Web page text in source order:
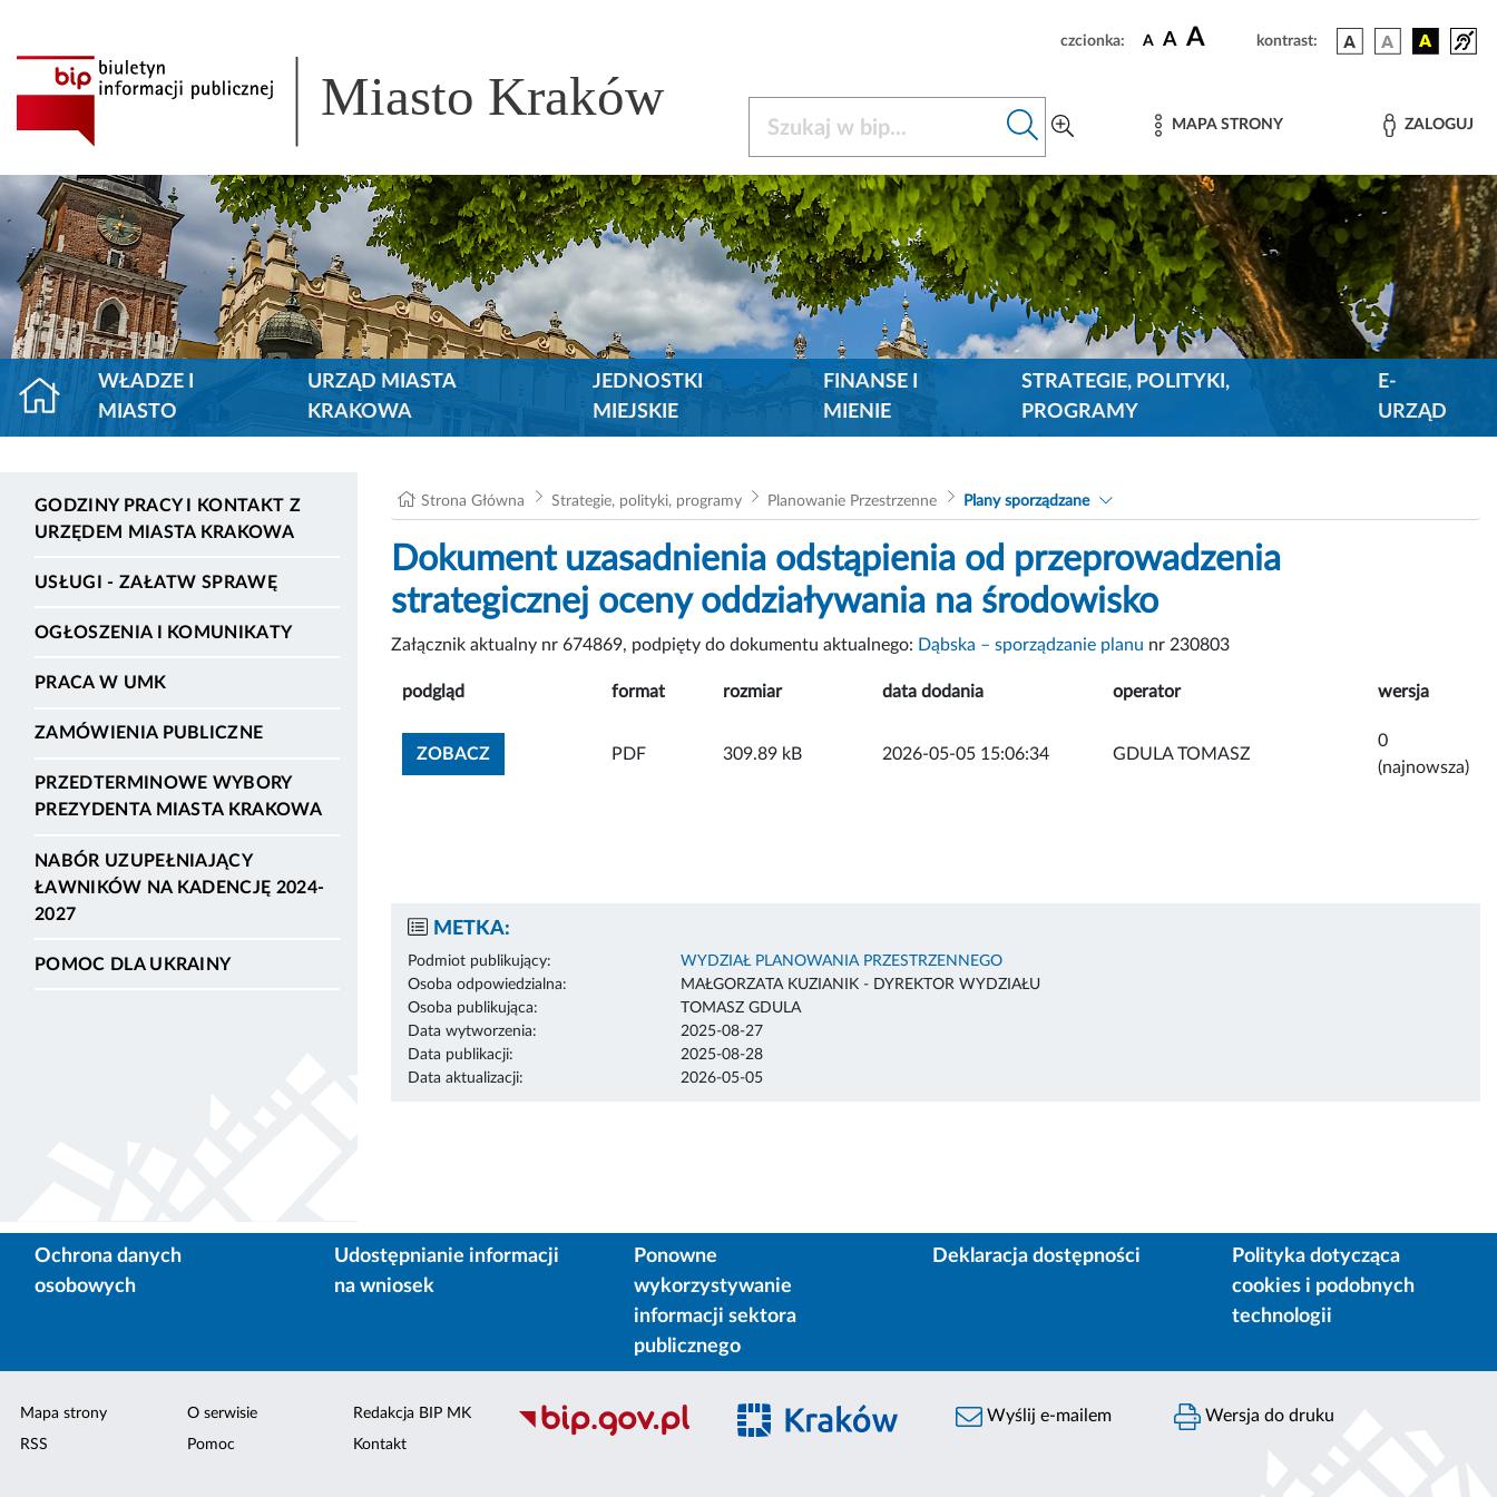
czcionka: A A A kontrast:
Miasto Kraków MAPA STRONY ZALOGUJ
WŁADZE I
MIASTO
URZĄD MIASTA
KRAKOWA
JEDNOSTKI
MIEJSKIE
FINANSE I
MIENIE
STRATEGIE, POLITYKI,
PROGRAMY
E-
URZĄD
GODZINY PRACY I KONTAKT Z
URZĘDEM MIASTA KRAKOWA
USŁUGI - ZAŁATW SPRAWĘ
OGŁOSZENIA I KOMUNIKATY
PRACA W UMK
ZAMÓWIENIA PUBLICZNE
PRZEDTERMINOWE WYBORY
PREZYDENTA MIASTA KRAKOWA
NABÓR UZUPEŁNIAJĄCY
ŁAWNIKÓW NA KADENCJĘ 2024-
2027
POMOC DLA UKRAINY
Strona Główna Strategie, polityki, programy Planowanie Przestrzenne Plany sporządzane
Dokument uzasadnienia odstąpienia od przeprowadzenia
strategicznej oceny oddziaływania na środowisko
Załącznik aktualny nr 674869, podpięty do dokumentu aktualnego: Dąbska – sporządzanie planu nr 230803
podgląd format rozmiar data dodania operator wersja
ZOBACZZOBACZ ZAŁĄCZNIK
PDF 309.89 kB 2026-05-05 15:06:34 GDULA TOMASZ
0
(najnowsza)
METKA:
Podmiot publikujący:
WYDZIAŁ PLANOWANIA PRZESTRZENNEGO
Osoba odpowiedzialna:
MAŁGORZATA KUZIANIK - DYREKTOR WYDZIAŁU
Osoba publikująca:
TOMASZ GDULA
Data wytworzenia:
2025-08-27
Data publikacji:
2025-08-28
Data aktualizacji:
2026-05-05
Ochrona danych
osobowych
Udostępnianie informacji
na wniosek
Ponowne
wykorzystywanie
informacji sektora
publicznego
Deklaracja dostępności
Polityka dotycząca
cookies i podobnych
technologii
Mapa strony
RSS
O serwisie
Pomoc
Redakcja BIP MK
Kontakt
Wyślij e-mailem Wersja do druku